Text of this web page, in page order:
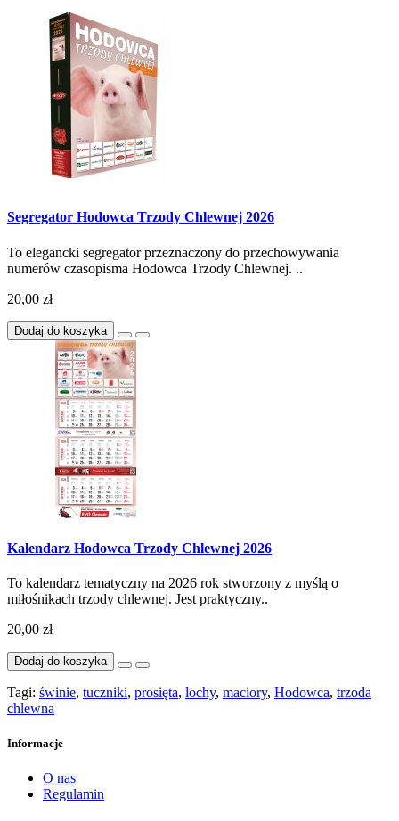
Segregator Hodowca Trzody Chlewnej 2026
To elegancki segregator przeznaczony do przechowywania
numerów czasopisma Hodowca Trzody Chlewnej. ..
20,00 zł
Dodaj do koszyka
Kalendarz Hodowca Trzody Chlewnej 2026
To kalendarz tematyczny na 2026 rok stworzony z myślą o
miłośnikach trzody chlewnej. Jest praktyczny..
20,00 zł
Dodaj do koszyka
Tagi: świnie, tuczniki, prosięta, lochy, maciory, Hodowca, trzoda
chlewna
Informacje
O nas
Regulamin